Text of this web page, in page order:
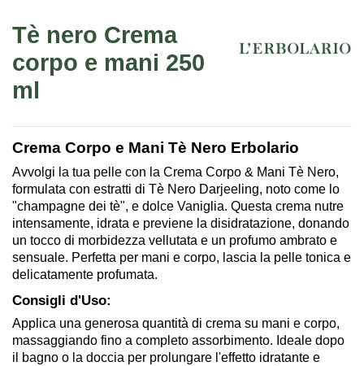
Tè nero Crema
corpo e mani 250
ml
Crema Corpo e Mani Tè Nero Erbolario
Avvolgi la tua pelle con la Crema Corpo & Mani Tè Nero,
formulata con estratti di Tè Nero Darjeeling, noto come lo
"champagne dei tè", e dolce Vaniglia. Questa crema nutre
intensamente, idrata e previene la disidratazione, donando
un tocco di morbidezza vellutata e un profumo ambrato e
sensuale. Perfetta per mani e corpo, lascia la pelle tonica e
delicatamente profumata.
Consigli d'Uso:
Applica una generosa quantità di crema su mani e corpo,
massaggiando fino a completo assorbimento. Ideale dopo
il bagno o la doccia per prolungare l'effetto idratante e